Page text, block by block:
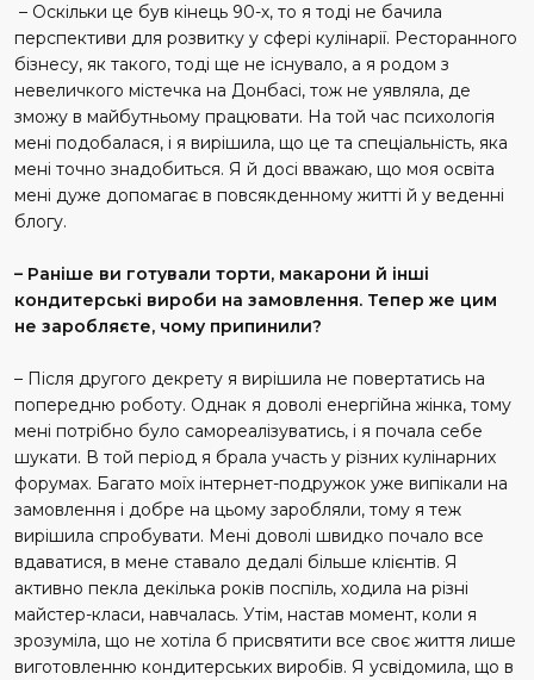
– Оскільки це був кінець 90-х, то я тоді не бачила
перспективи для розвитку у сфері кулінарії. Ресторанного
бізнесу, як такого, тоді ще не існувало, а я родом з
невеличкого містечка на Донбасі, тож не уявляла, де
зможу в майбутньому працювати. На той час психологія
мені подобалася, і я вирішила, що це та спеціальність, яка
мені точно знадобиться. Я й досі вважаю, що моя освіта
мені дуже допомагає в повсякденному житті й у веденні
блогу.
– Раніше ви готували торти, макарони й інші
кондитерські вироби на замовлення. Тепер же цим
не заробляєте, чому припинили?
– Після другого декрету я вирішила не повертатись на
попередню роботу. Однак я доволі енергійна жінка, тому
мені потрібно було самореалізуватись, і я почала себе
шукати. В той період я брала участь у різних кулінарних
форумах. Багато моїх інтернет-подружок уже випікали на
замовлення і добре на цьому заробляли, тому я теж
вирішила спробувати. Мені доволі швидко почало все
вдаватися, в мене ставало дедалі більше клієнтів. Я
активно пекла декілька років поспіль, ходила на різні
майстер-класи, навчалась. Утім, настав момент, коли я
зрозуміла, що не хотіла б присвятити все своє життя лише
виготовленню кондитерських виробів. Я усвідомила, що в